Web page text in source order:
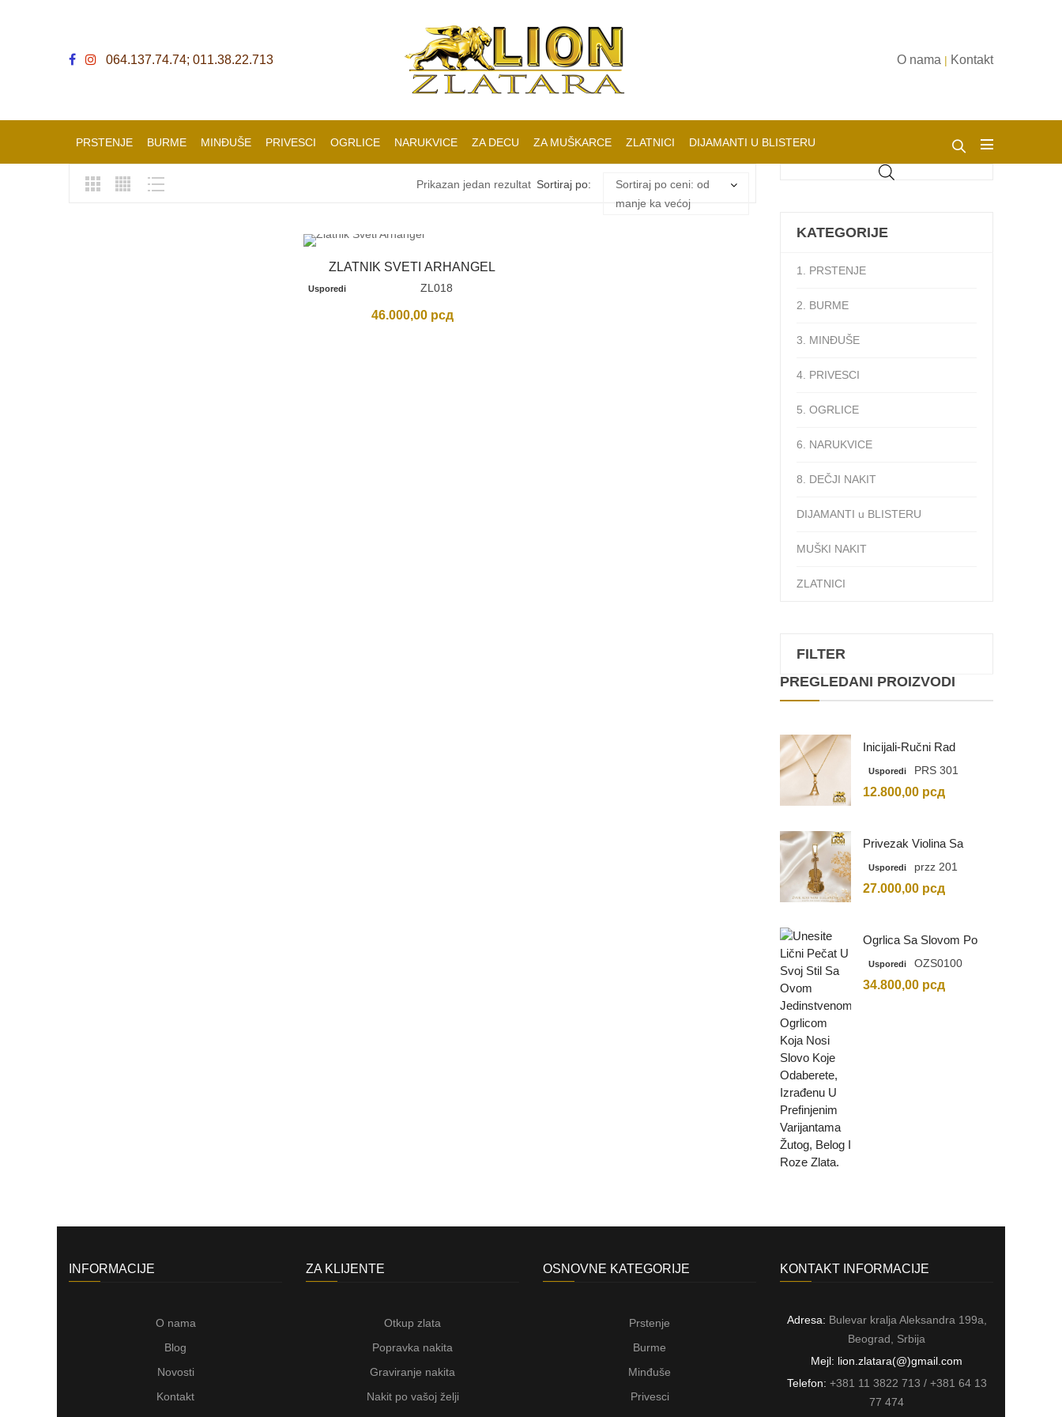
064.137.74.74; 011.38.22.713 O nama | Kontakt
PRSTENJE BURME MINĐUŠE PRIVESCI OGRLICE NARUKVICE ZA DECU ZA MUŠKARCE ZLATNICI DIJAMANTI U BLISTERU
Prikazan jedan rezultat Sortiraj po:
Sortiraj po ceni: od
manje ka većoj
ZLATNIK SVETI ARHANGEL
Usporedi ZL018
46.000,00 рсд
KATEGORIJE
1. PRSTENJE
2. BURME
3. MINĐUŠE
4. PRIVESCI
5. OGRLICE
6. NARUKVICE
8. DEČJI NAKIT
DIJAMANTI u BLISTERU
MUŠKI NAKIT
ZLATNICI
FILTER
PREGLEDANI PROIZVODI
Inicijali-Ručni Rad
Usporedi PRS 301
12.800,00 рсд
Privezak Violina Sa
Graviranim Inicijalima
Usporedi przz 201
27.000,00 рсд
Ogrlica Sa Slovom Po
Vašem Izboru
Usporedi OZS0100
34.800,00 рсд
INFORMACIJE
O nama
Blog
Novosti
Kontakt
ZA KLIJENTE
Otkup zlata
Popravka nakita
Graviranje nakita
Nakit po vašoj želji
OSNOVNE KATEGORIJE
Prstenje
Burme
Minđuše
Privesci
KONTAKT INFORMACIJE
Adresa: Bulevar kralja Aleksandra 199a,
Beograd, Srbija
Mejl: lion.zlatara(@)gmail.com
Telefon: +381 11 3822 713 / +381 64 13
77 474